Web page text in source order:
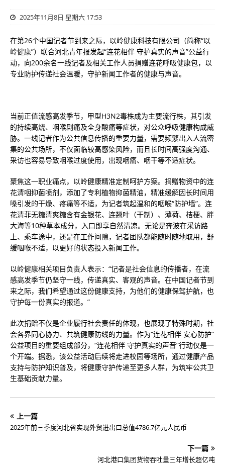
2025年11月8日 星期六 17:53
在第26个中国记者节到来之际，以岭健康科技有限公司（简称“以
岭健康”）联合河北青年报发起“连花相伴 守护真实的声音”公益行
动，向200余名一线记者及相关工作人员捐赠连花呼吸健康包，以
专业防护传递社会温暖，守护新闻工作者的健康与声音。
当前正值流感高发季节，甲型H3N2毒株成为主要流行株，其引发
的持续高烧、咽喉剧痛及全身酸痛等症状，对公众呼吸健康构成威
胁。一线记者作为公共信息传播的重要力量，需要频繁出入人流密
集的公共场所，不仅面临较高感染风险，而且长时间高强度沟通、
采访也容易导致咽喉过度使用，出现咽痛、咽干等不适症状。
聚焦这一职业痛点，以岭健康精准定制呵护方案。捐赠物资中的连
花清咽抑菌喷剂，添加了专利植物抑菌精油，精准缓解因长时间用
嗓引发的干燥、疼痛等不适，为记者筑起温和的咽喉“防护墙”。连
花清菲无糖清爽糖含有金银花、连翘叶（干制）、薄荷、桔梗、胖
大海等10种草本成分，入口即享自然清凉。无论是奔波在采访路
上、乘车途中，还是在工作间隙，记者团队都能随时随地取用，舒
缓咽喉不适，以更好的状态投入新闻工作。
以岭健康相关项目负责人表示：“记者是社会信息的传播者，在流
感高发季节仍坚守一线，传递真实、客观的声音。在中国记者节到
来之际，我们希望通过这份健康支持，为他们的健康保驾护航，也
守护每一份真实的报道。”
此次捐赠不仅是企业履行社会责任的体现，也展现了特殊时期，社
会各界同心协力、共筑健康防线的力量。作为“连花相伴 安心防护”
公益项目的重要组成部分，“连花相伴 守护真实的声音”行动仅是一
个开端。据悉，该公益活动后续将走进校园等场所，通过健康产品
支持与防护知识普及，将健康守护传递至更多人群，为筑牢公共卫
生基础贡献力量。
上一篇
2025年前三季度河北省实现外贸进出口总值4786.7亿元人民币
下一篇
河北港口集团货物吞吐量三年增长超亿吨